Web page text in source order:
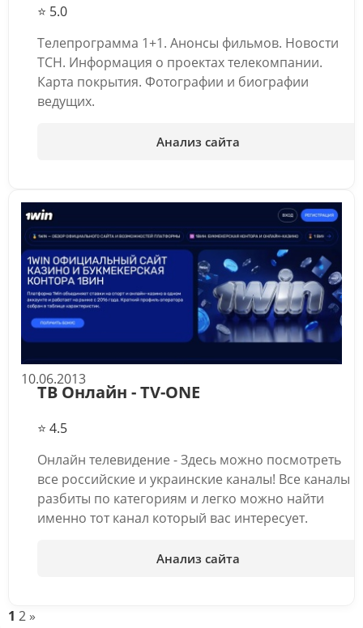
⭐ 5.0
Телепрограмма 1+1. Анонсы фильмов. Новости
ТСН. Информация о проектах телекомпании.
Карта покрытия. Фотографии и биографии
ведущих.
Анализ сайта
10.06.2013
ТВ Онлайн - TV-ONE
⭐ 4.5
Онлайн телевидение - Здесь можно посмотреть
все российские и украинские каналы! Все каналы
разбиты по категориям и легко можно найти
именно тот канал который вас интересует.
Анализ сайта
1 2 »